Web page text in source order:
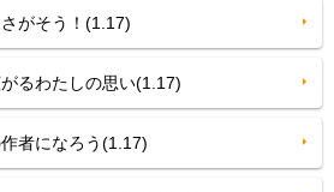
がそう！(1.17)
るわたしの思い(1.17)
者になろう(1.17)